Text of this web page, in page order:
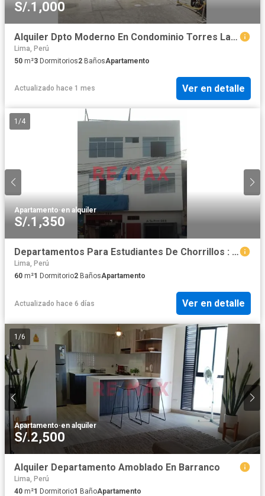
S/.1,000
Alquiler Dpto Moderno En Condominio Torres Las Praderas - Comas
Lima, Perú
50 m²3 Dormitorios2 BañosApartamento
Actualizado hace 1 mes Ver en detalle
1 /4
Apartamento·en alquiler
S/.1,350
Departamentos Para Estudiantes De Chorrillos : Upc , Cientifica Del Sur , San Juan Bautista
Lima, Perú
60 m²1 Dormitorio2 BañosApartamento
Actualizado hace 6 días Ver en detalle
1 /6
Apartamento·en alquiler
S/.2,500
Alquiler Departamento Amoblado En Barranco
Lima, Perú
40 m²1 Dormitorio1 BañoApartamento